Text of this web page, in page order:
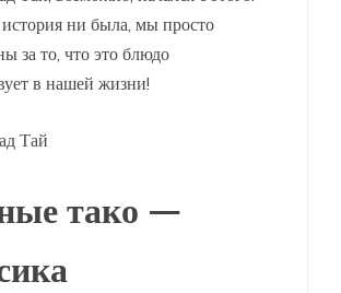
ни была, мы просто
за то, что это блюдо
в нашей жизни!
Тай
тако —